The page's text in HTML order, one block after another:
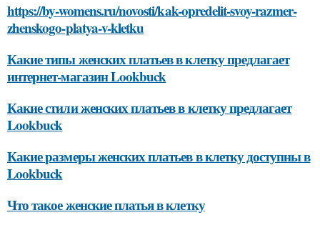
https://by-womens.ru/novosti/kak-opredelit-svoy-razmer-
zhenskogo-platya-v-kletku
Какие типы женских платьев в клетку предлагает
интернет-магазин Lookbuck
Какие стили женских платьев в клетку предлагает
Lookbuck
Какие размеры женских платьев в клетку доступны в
Lookbuck
Что такое женские платья в клетку